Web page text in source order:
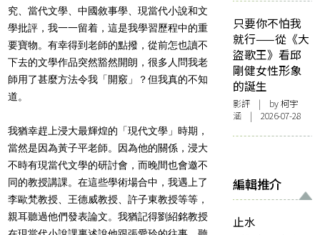
究、當代文學、中國敘事學、現當代小說和文
學批評，我一一留着，這是我學習歷程中的重
要寶物。有幸得到老師的點撥，從前怎也讀不
下去的文學作品突然豁然開朗，很多人問我老
師用了甚麼方法令我「開竅」？但我真的不知
道。
我猶幸趕上浸大最輝煌的「現代文學」時期，
當然是因為黃子平老師。因為他的關係，浸大
不時有現當代文學的研討會，而晚間也會邀不
同的教授講課。在這些學術場合中，我遇上了
李歐梵教授、王德威教授、許子東教授等等，
親耳聽過他們發表論文。我猶記得劉紹銘教授
只要你不怕我
就行——從《大
盜歌王》看邱
剛健女性形象
的誕生
影評 | by 柯宇
涵 | 2026-07-28
編輯推介
止水